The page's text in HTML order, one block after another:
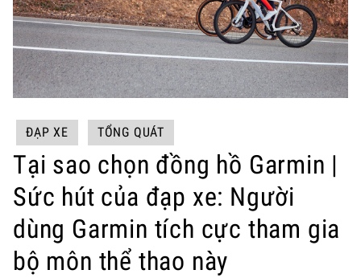
ĐẠP XE TỔNG QUÁT
Tại sao chọn đồng hồ Garmin |
Sức hút của đạp xe: Người
dùng Garmin tích cực tham gia
bộ môn thể thao này